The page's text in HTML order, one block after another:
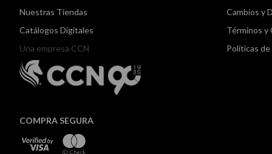
Nuestras Tiendas
Catálogos Digitales
Una empresa CCN
COMPRA SEGURA
Cambios y
Términos y
Políticas